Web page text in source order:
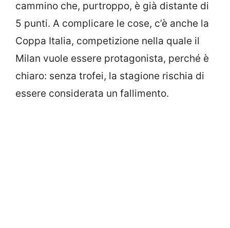
cammino che, purtroppo, è già distante di
5 punti. A complicare le cose, c’è anche la
Coppa Italia, competizione nella quale il
Milan vuole essere protagonista, perché è
chiaro: senza trofei, la stagione rischia di
essere considerata un fallimento.